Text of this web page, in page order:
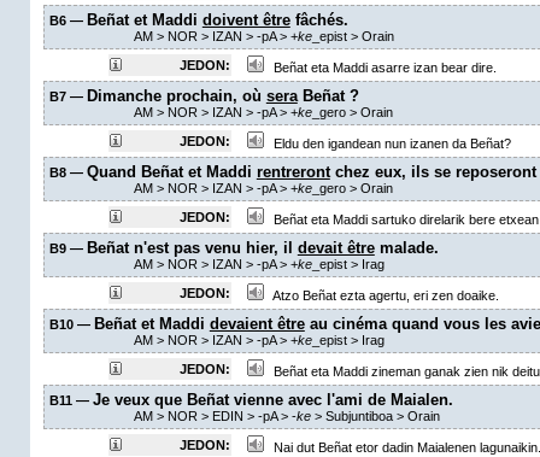
B6 — Beñat et Maddi doivent êtrefâchés.
AM> NOR > IZAN > -pA> +ke_epist> Orain
JEDON:
Beñat eta Maddi asarre izan bear dire.
B7 — Dimanche prochain, où seraBeñat ?
AM> NOR > IZAN > -pA> +ke_gero> Orain
JEDON:
Eldu den igandean nun izanen da Beñat?
B8 — Quand Beñat et Maddi rentrerontchez eux, ils se
AM> NOR > IZAN > -pA> +ke_gero> Orain
JEDON:
Beñat eta Maddi sartuko direlarik bere
B9 — Beñat n'est pas venu hier, il devait êtremalade.
AM> NOR > IZAN > -pA> +ke_epist> Irag
JEDON:
Atzo Beñat ezta agertu, eri zen doaike.
B10 — Beñat et Maddi devaient êtreau cinéma quand vous les
AM> NOR > IZAN > -pA> +ke_epist> Irag
JEDON:
Beñat eta Maddi zineman ganak zien nik
B11 — Je veux que Beñat vienne avec l'ami de Maialen.
AM> NOR > EDIN > -pA> -ke> Subjuntiboa > Orain
JEDON:
Nai dut Beñat etor dadin Maialenen lagunaikin.